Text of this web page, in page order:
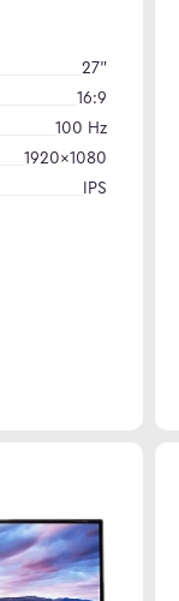
27"
16:9
100 Hz
1920×1080
IPS